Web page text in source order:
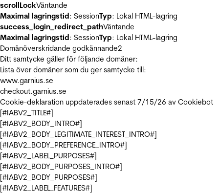
scrollLockVäntande
Maximal lagringstid: SessionTyp: Lokal HTML-lagring
success_login_redirect_pathVäntande
Maximal lagringstid: SessionTyp: Lokal HTML-lagring
Domänöverskridande godkännande2
Ditt samtycke gäller för följande domäner:
Lista över domäner som du ger samtycke till:
www.garnius.se
checkout.garnius.se
Cookie-deklaration uppdaterades senast 7/15/26 av Cookiebot
[#IABV2_TITLE#]
[#IABV2_BODY_INTRO#]
[#IABV2_BODY_LEGITIMATE_INTEREST_INTRO#]
[#IABV2_BODY_PREFERENCE_INTRO#]
[#IABV2_LABEL_PURPOSES#]
[#IABV2_BODY_PURPOSES_INTRO#]
[#IABV2_BODY_PURPOSES#]
[#IABV2_LABEL_FEATURES#]